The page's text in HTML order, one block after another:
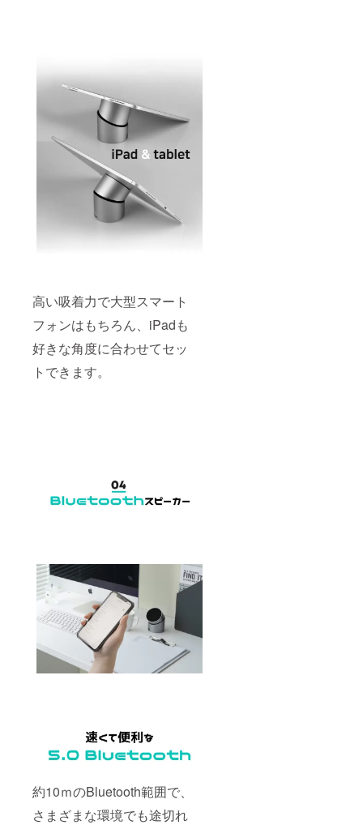
高い吸着力で大型スマート
フォンはもちろん、iPadも
好きな角度に合わせてセッ
トできます。
約10ｍのBluetooth範囲で、
さまざまな環境でも途切れ